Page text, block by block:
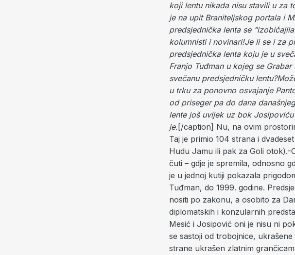
koji lentu nikada nisu stavili u za
je na upit Braniteljskog portala i
predsjednička lenta se
kolumnisti i novinari!Je li se i za
predsjednička lenta koju je u
Franjo Tuđman u kojeg se
svečanu predsjedničku
u trku za ponovno osvajanje
od priseger pa do dana
lente još uvijek uz bok
je. [/caption] Nu, na ovim
Taj je primio 104 strana i
Hudu Jamu ili pak za Goli otok).-
čuti – gdje je spremila, odnosno
je u jednoj kutiji pokazala
Tuđman, do 1999. godine.
nositi po zakonu, a osobito za
diplomatskih i konzularnih
Mesić i Josipović oni je nisu ni
se sastoji od trobojnice,
strane ukrašen zlatnim